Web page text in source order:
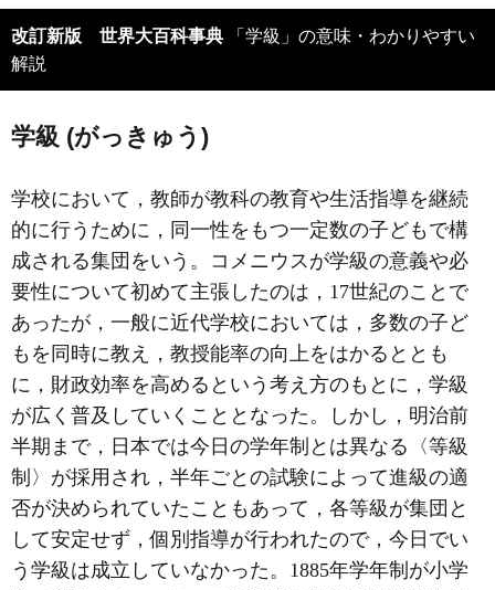
改訂新版 世界大百科事典 「学級」の意味・わかりやすい
解説
学級 (がっきゅう)
学校において，教師が教科の教育や生活指導を継続
的に行うために，同一性をもつ一定数の子どもで構
成される集団をいう。コメニウスが学級の意義や必
要性について初めて主張したのは，17世紀のことで
あったが，一般に近代学校においては，多数の子ど
もを同時に教え，教授能率の向上をはかるととも
に，財政効率を高めるという考え方のもとに，学級
が広く普及していくこととなった。しかし，明治前
半期まで，日本では今日の学年制とは異なる〈等級
制〉が採用され，半年ごとの試験によって進級の適
否が決められていたこともあって，各等級が集団と
して安定せず，個別指導が行われたので，今日でい
う学級は成立していなかった。1885年学年制が小学